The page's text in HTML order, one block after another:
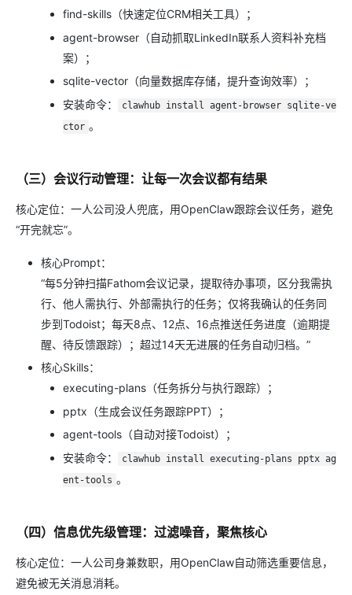
find-skills（快速定位CRM相关工具）；
agent-browser（自动抓取LinkedIn联系人资料补充档
案）；
sqlite-vector（向量数据库存储，提升查询效率）；
安装命令：
clawhub install agent-browser sqlite-ve
ctor 。
（三）会议行动管理：让每一次会议都有结果
核心定位：一人公司没人兜底，用OpenClaw跟踪会议任务，避免
“开完就忘”。
核心Prompt：
“每5分钟扫描Fathom会议记录，提取待办事项，区分我需执
行、他人需执行、外部需执行的任务；仅将我确认的任务同
步到Todoist；每天8点、12点、16点推送任务进度（逾期提
醒、待反馈跟踪）；超过14天无进展的任务自动归档。”
核心Skills：
executing-plans（任务拆分与执行跟踪）；
pptx（生成会议任务跟踪PPT）；
agent-tools（自动对接Todoist）；
安装命令：
clawhub install executing-plans pptx ag
ent-tools 。
（四）信息优先级管理：过滤噪音，聚焦核心
核心定位：一人公司身兼数职，用OpenClaw自动筛选重要信息，
避免被无关消息消耗。